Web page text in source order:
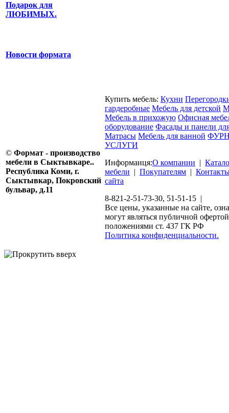
Подарок для
ЛЮБИМЫХ.
Новости формата
© Формат - производство
мебели в Сыктывкаре..
Республика Коми, г.
Сыктывкар, Покровский
бульвар, д.11
Купить мебель: Кухни
гардеробные Мебель для детской
Мебель в прихожую Офисная
оборудование Фасады и панели
Матрасы Мебель для ванной
УСЛУГИ
Информаиця:О компании |
мебели | Покупателям |
сайта
8-821-2-51-73-30, 51-51-15 |
Все цены, указанные на сайте,
могут являться публичной
положениями ст. 437 ГК РФ
Политика конфиденциальности.